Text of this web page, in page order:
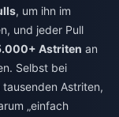
, um ihn im
und jeder Pull
Astriten an
Selbst bei
Astriten,
„einfach